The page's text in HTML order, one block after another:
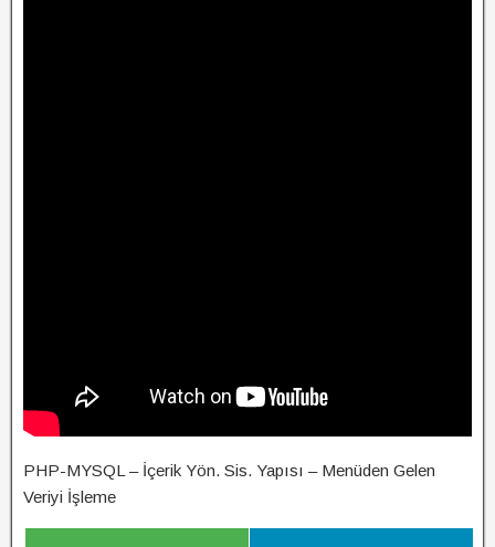
PHP-MYSQL – İçerik Yön. Sis. Yapısı – Menüden Gelen
Veriyi İşleme